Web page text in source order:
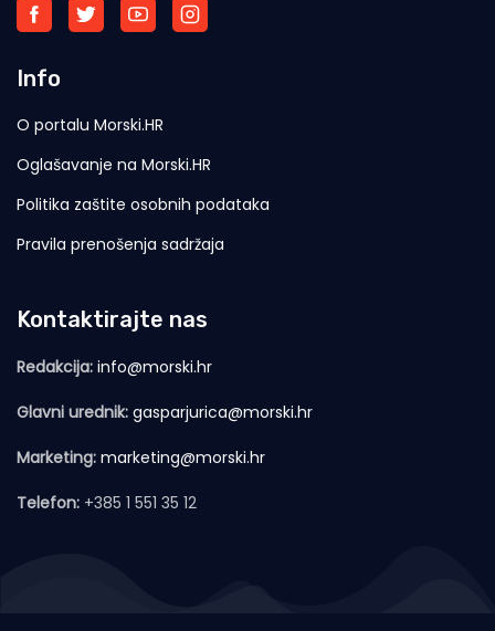
Info
O portalu Morski.HR
Oglašavanje na Morski.HR
Politika zaštite osobnih podataka
Pravila prenošenja sadržaja
Kontaktirajte nas
Redakcija: info@morski.hr
Glavni urednik: gasparjurica@morski.hr
Marketing: marketing@morski.hr
Telefon: +385 1 551 35 12